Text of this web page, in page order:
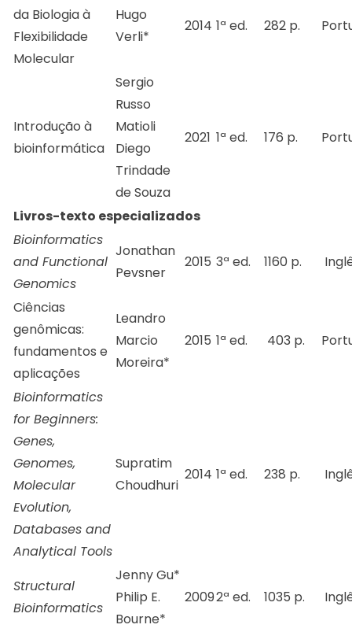
da Biologia à
Flexibilidade
Molecular
Hugo
Verli*
2014 1ª ed. 282 p.
Introdução à
bioinformática
Sergio
Russo
Matioli
Diego
Trindade
de Souza
2021 1ª ed. 176 p.
Livros-texto especializados
Bioinformatics
and Functional
Genomics
Jonathan
Pevsner
2015 3ª ed. 1160 p.
Ciências
genômicas:
fundamentos e
aplicações
Leandro
Marcio
Moreira*
2015 1ª ed. 403 p.
Bioinformatics
for Beginners:
Genes,
Genomes,
Molecular
Evolution,
Databases and
Analytical Tools
Supratim
Choudhuri
2014 1ª ed. 238 p.
Structural
Bioinformatics
Jenny Gu*
Philip E.
Bourne*
20092ª ed. 1035 p.